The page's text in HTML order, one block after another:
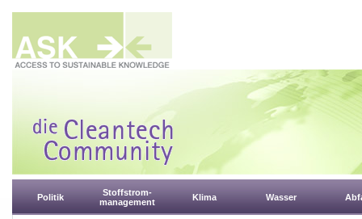
Politik
Stoffstrom-
management
Klima Wasser